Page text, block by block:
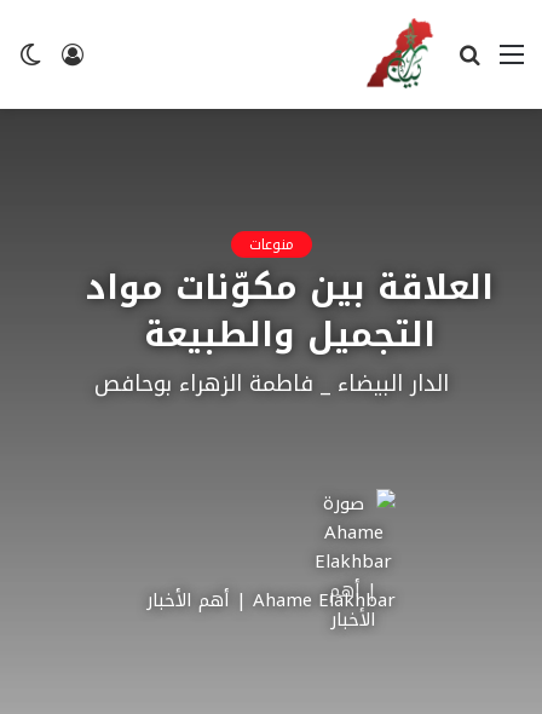
تسجيل
القائمة بحث
منوعات
العلاقة بين مكوّنات مواد
التجميل والطبيعة
الدار البيضاء _ فاطمة الزهراء بوحافص
Ahame Elakhbar | أهم الأخبار